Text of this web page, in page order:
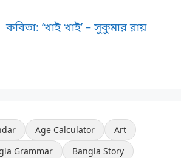
কবিতা: ‘খাই খাই’ – সুকুমার রায়
Age Calculator
Art
Grammar
Bangla Story